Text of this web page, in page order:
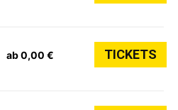
ab 0,00 € TICKETS